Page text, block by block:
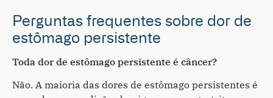
Perguntas frequentes sobre dor de
estômago persistente
Toda dor de estômago persistente é câncer?
Não. A maioria das dores de estômago persistentes é